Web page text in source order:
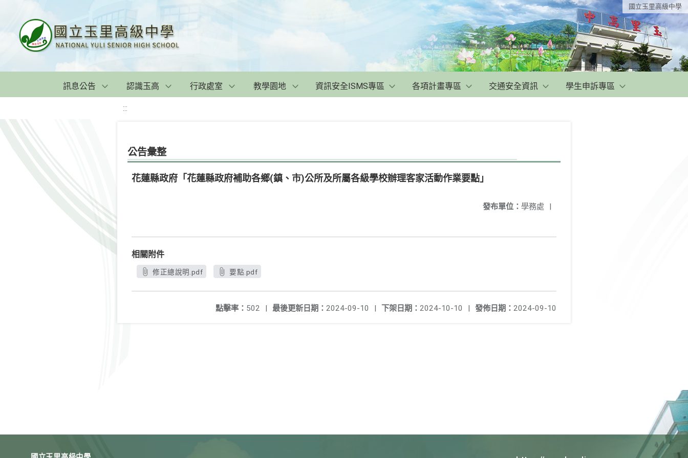
國立玉里高級中學
訊息公告 認識玉高 行政處室 教學園地 資訊安全ISMS專區 各項計畫專區 交通安全資訊 學生申訴專區
:::
公告彙整
花蓮縣政府「花蓮縣政府補助各鄉(鎮、市)公所及所屬各級學校辦理客家活動作業要點」
發布單位： 學務處 |
相關附件
修正總說明.pdf 要點.pdf
發佈日期： 2024-09-10
下架日期： 2024-10-10 |
最後更新日期： 2024-09-10 |
點擊率： 502 |